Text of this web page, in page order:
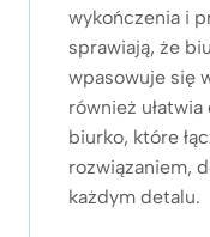
wykończenia i
sprawiają, że
wpasowuje się
również
biurko, które
rozwiązaniem,
każdym detalu.